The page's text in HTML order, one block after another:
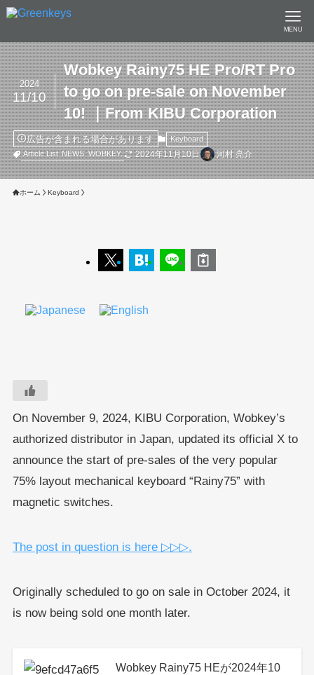
MENU
Wobkey Rainy75 HE Pro/RT Pro
to go on pre-sale on November
10! ｜From KIBU Corporation
2024
11/10
広告が含まれる場合があります
Keyboard
Article List
NEWS WOBKEY. 2024年11月10日 河村 亮介
ホーム Keyboard
On November 9, 2024, KIBU Corporation, Wobkey’s
authorized distributor in Japan, updated its official X to
announce the start of pre-sales of the very popular
75% layout mechanical keyboard “Rainy75” with
magnetic switches.
The post in question is here ▷▷▷.
Originally scheduled to go on sale in October 2024, it
is now being sold one month later.
Wobkey Rainy75 HEが2024年10